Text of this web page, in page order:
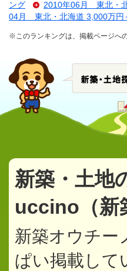
ング
2010年06月 東北・
04月 東北・北海道 3,000万円
※このランキングは、掲載ページへ
新築・土地
uccino（新
新築オウチー
ぱい掲載して